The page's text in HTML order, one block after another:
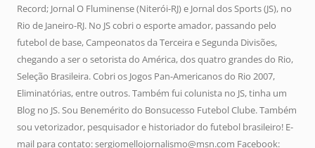
Record; Jornal O Fluminense (Niterói-RJ) e Jornal dos Sports (JS), no
Rio de Janeiro-RJ. No JS cobri o esporte amador, passando pelo
futebol de base, Campeonatos da Terceira e Segunda Divisões,
chegando a ser o setorista do América, dos quatro grandes do Rio,
Seleção Brasileira. Cobri os Jogos Pan-Americanos do Rio 2007,
Eliminatórias, entre outros. Também fui colunista no JS, tinha um
Blog no JS. Sou Benemérito do Bonsucesso Futebol Clube. Também
sou vetorizador, pesquisador e historiador do futebol brasileiro! E-
mail para contato: sergiomellojornalismo@msn.com Facebook: